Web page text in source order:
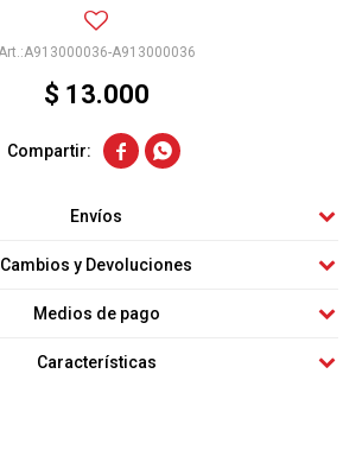
A913000036-A913000036
$ 13.000
 
Envíos
Cambios y Devoluciones
Medios de pago
Características